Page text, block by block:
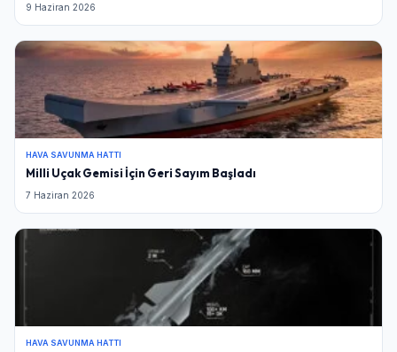
9 Haziran 2026
HAVA SAVUNMA HATTI
Milli Uçak Gemisi İçin Geri Sayım Başladı
7 Haziran 2026
HAVA SAVUNMA HATTI